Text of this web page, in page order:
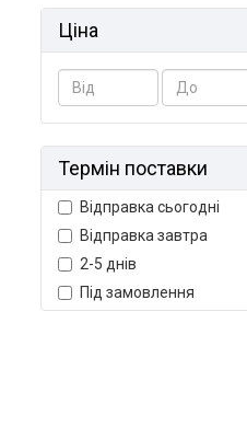
Ціна
Термін поставки
Відправка сьогодні
Відправка завтра
2-5 днів
Під замовлення